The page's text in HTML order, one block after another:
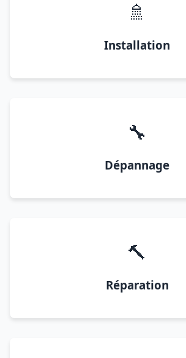
🚿
Installation
🔧
Dépannage
🔨
Réparation